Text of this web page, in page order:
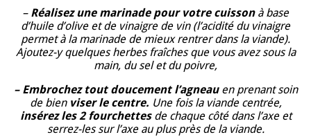
– Réalisez une marinade pour votre cuissonà base
d’huile d’olive et de vinaigre de vin (l’acidité du vinaigre
permet à la marinade de mieux rentrer dans la viande).
Ajoutez-y quelques herbes fraîches que vous avez sous la
main, du sel et du poivre,
– Embrochez tout doucement l’agneau en prenant soin
de bienviser le centre. Une fois la viande centrée,
insérez les 2 fourchettesde chaque côté dans l’axe et
serrez-les sur l’axe au plus près de la viande.